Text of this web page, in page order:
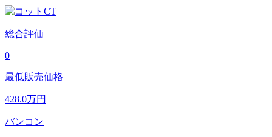
総合評価
0
最低販売価格
428.0万円
バンコン